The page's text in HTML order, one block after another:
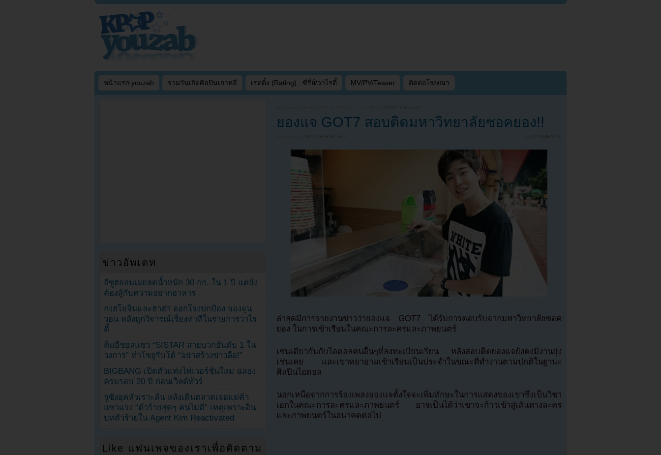
หน้าแรก youzab รวมวันเกิดศิลปินเกาหลี เรตติ้ง (Rating) : ซีรี่ย์/วาไรตี้ MV/PV/Teaser ติดต่อโฆษณา
KPOP YOUZAB
ยองแจ GOT7 สอบติดมหาวิทยาลัยซอคยอง!!
UNCATEGORIZED 5 COMMENTS
ล่าสุดมีการรายงานข่าวว่ายองแจ GOT7 ได้รับการตอบรับจากมหาวิทยาลัยซอค
ยอง ในการเข้าเรียนในคณะการละครและภาพยนตร์
เช่นเดียวกันกับไอดอลคนอื่นๆที่ลงทะเบียนเรียน หลังสอบติดยองแจยังคงมีงานยุ่ง
เช่นเคย และเขาพยายามเข้าเรียนเป็นประจำในขณะที่ทำงานตามปกติในฐานะ
ศิลปินไอดอล
นอกเหนือจากการร้องเพลงยองแจตั้งใจจะเพิ่มทักษะในการแสดงของเขาซึ่งเป็นวิชา
เอกในคณะการละครและภาพยนตร์ อาจเป็นได้ว่าเขาจะก้าวเข้าสู่เส้นทางละคร
และภาพยนตร์ในอนาคตต่อไป
ข่าวอัพเดท
อีซูฮยอนเผยลดน้ำหนัก 30 กก. ใน 1 ปี แต่ยัง
ต้องสู้กับความอยากอาหาร
กงฮโยจินและฮาฮ่า ออกโรงปกป้อง จองจุน
วอน หลังถูกวิจารณ์เรื่องท่าทีในรายการวาไร
ตี้
คิมฮีชอลแซว “SISTAR สายบวกอันดับ 1 ใน
วงการ” ทำโซยูรีบโต้ “อย่าสร้างข่าวลือ!”
BIGBANG เปิดตัวแท่งไฟเวอร์ชั่นใหม่ ฉลอง
ครบรอบ 20 ปี ก่อนเวิลด์ทัวร์
จูซังอุคหัวเราะลั่น หลังเดินตลาดเจอแม่ค้า
แซวแรง “ตัวร้ายสุดๆ คนไม่ดี” เหตุเพราะอิน
บทตัวร้ายใน Agent Kim Reactivated
Like แฟนเพจของเราเพื่อติดตาม